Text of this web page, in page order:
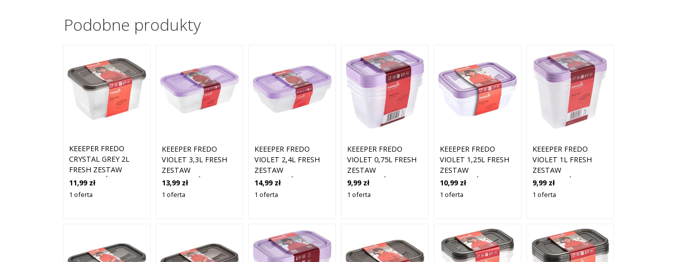
Podobne produkty
KEEEPER FREDO
CRYSTAL GREY 2L
FRESH ZESTAW
POJEMNIKÓW NA
ŻYWNOŚĆ 2 SZTUKI
11,99 zł
1 oferta
KEEEPER FREDO
VIOLET 3,3L FRESH
ZESTAW
POJEMNIKÓW NA
ŻYWNOŚĆ 2 SZTUKI
13,99 zł
1 oferta
KEEEPER FREDO
VIOLET 2,4L FRESH
ZESTAW
POJEMNIKÓW NA
ŻYWNOŚĆ 3 SZTUKI
14,99 zł
1 oferta
KEEEPER FREDO
VIOLET 0,75L FRESH
ZESTAW
POJEMNIKÓW NA
ŻYWNOŚĆ 4 SZTUKI
9,99 zł
1 oferta
KEEEPER FREDO
VIOLET 1,25L FRESH
ZESTAW
POJEMNIKÓW NA
ŻYWNOŚĆ 3 SZTUKI
10,99 zł
1 oferta
KEEEPER FREDO
VIOLET 1L FRESH
ZESTAW
POJEMNIKÓW NA
ŻYWNOŚĆ 3 SZTUKI
9,99 zł
1 oferta